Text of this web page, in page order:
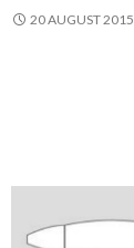
20 AUGUST 2015